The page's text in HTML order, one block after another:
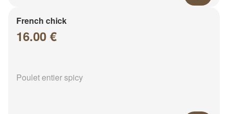
French chick
16.00 €
Poulet entier spicy